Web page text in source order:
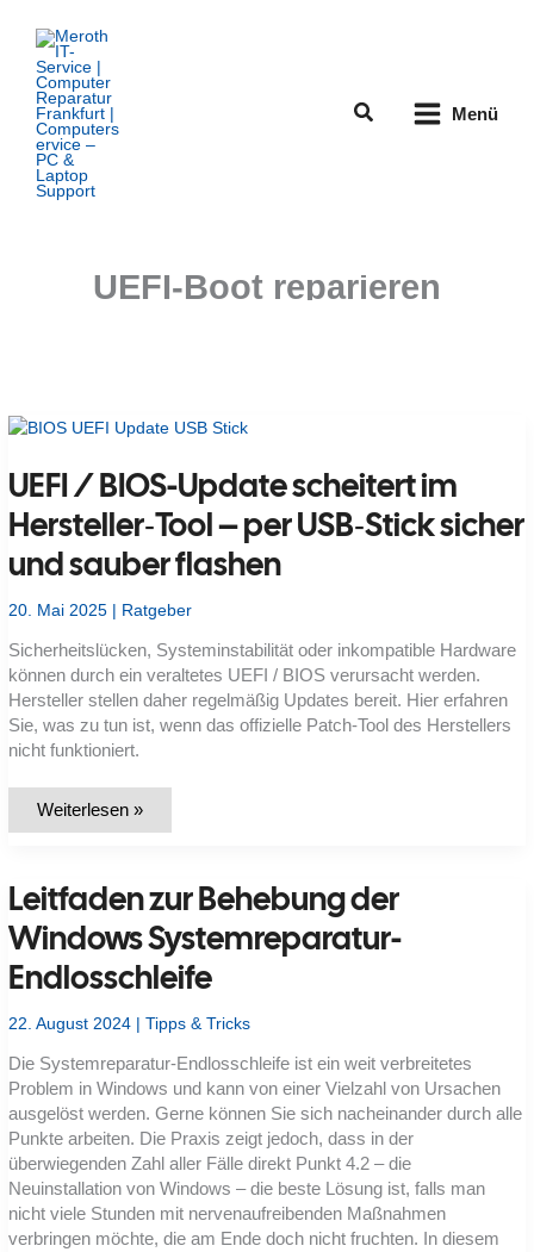
Inhalt
springen
Suchen Menü
UEFI-Boot reparieren
UEFI / BIOS-Update scheitert im
Hersteller‑Tool – per USB‑Stick sicher
und sauber flashen
20. Mai 2025 Ratgeber
Sicherheitslücken, Systeminstabilität oder inkompatible Hardware
können durch ein veraltetes UEFI / BIOS verursacht werden.
Hersteller stellen daher regelmäßig Updates bereit. Hier erfahren
Sie, was zu tun ist, wenn das offizielle Patch-Tool des Herstellers
nicht funktioniert.
UEFI
im
Hersteller‑Tool –
per
USB‑Stick
und
sauber
Weiterlesen »
Leitfaden zur Behebung der
Windows Systemreparatur-
Endlosschleife
22. August 2024 |Tipps & Tricks
Die Systemreparatur-Endlosschleife ist ein weit verbreitetes
Problem in Windows und kann von einer Vielzahl von Ursachen
ausgelöst werden. Gerne können Sie sich nacheinander durch alle
Punkte arbeiten. Die Praxis zeigt jedoch, dass in der
überwiegenden Zahl aller Fälle direkt Punkt 4.2 – die
Neuinstallation von Windows – die beste Lösung ist, falls man
nicht viele Stunden mit nervenaufreibenden Maßnahmen
verbringen möchte, die am Ende doch nicht fruchten. In diesem